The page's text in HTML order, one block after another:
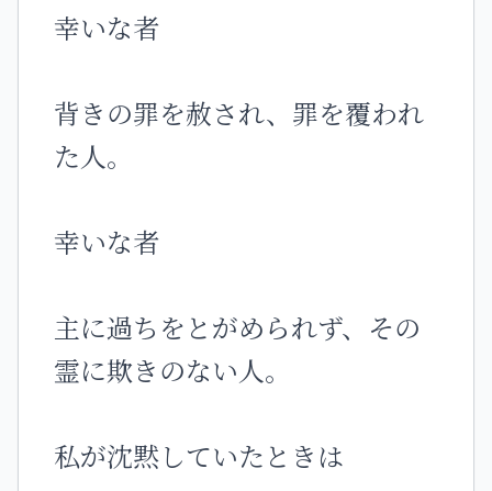
幸いな者
背きの罪を赦され、罪を覆われ
た人。
幸いな者
主に過ちをとがめられず、その
霊に欺きのない人。
私が沈黙していたときは